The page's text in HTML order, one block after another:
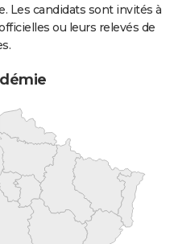
Les candidats sont invités à
ou leurs relevés de